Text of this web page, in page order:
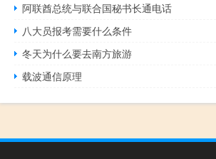
阿联酋总统与联合国秘书长通电话
八大员报考需要什么条件
冬天为什么要去南方旅游
载波通信原理